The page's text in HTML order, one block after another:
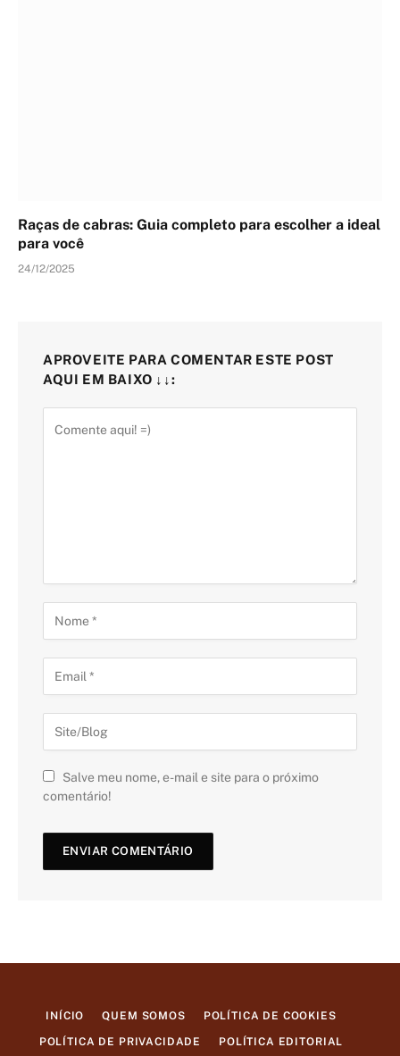
Raças de cabras: Guia completo para escolher a ideal
para você
24/12/2025
APROVEITE PARA COMENTAR ESTE POST
AQUI EM BAIXO ↓↓:
Salve meu nome, e-mail e site para o próximo
comentário!
INÍCIO QUEM SOMOS POLÍTICA DE COOKIES
POLÍTICA DE PRIVACIDADE POLÍTICA EDITORIAL